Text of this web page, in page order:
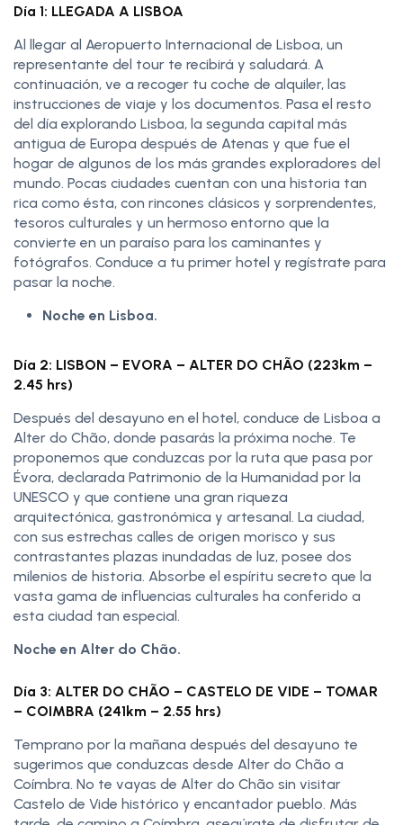
Día 1: LLEGADA A LISBOA
Al llegar al Aeropuerto Internacional de Lisboa, un
representante del tour te recibirá y saludará. A
continuación, ve a recoger tu coche de alquiler, las
instrucciones de viaje y los documentos. Pasa el resto
del día explorando Lisboa, la segunda capital más
antigua de Europa después de Atenas y que fue el
hogar de algunos de los más grandes exploradores del
mundo. Pocas ciudades cuentan con una historia tan
rica como ésta, con rincones clásicos y sorprendentes,
tesoros culturales y un hermoso entorno que la
convierte en un paraíso para los caminantes y
fotógrafos. Conduce a tu primer hotel y regístrate para
pasar la noche.
Noche en Lisboa.
Día 2: LISBON – EVORA – ALTER DO CHÃO (223km –
2.45 hrs)
Después del desayuno en el hotel, conduce de Lisboa a
Alter do Chão, donde pasarás la próxima noche. Te
proponemos que conduzcas por la ruta que pasa por
Évora, declarada Patrimonio de la Humanidad por la
UNESCO y que contiene una gran riqueza
arquitectónica, gastronómica y artesanal. La ciudad,
con sus estrechas calles de origen morisco y sus
contrastantes plazas inundadas de luz, posee dos
milenios de historia. Absorbe el espíritu secreto que la
vasta gama de influencias culturales ha conferido a
esta ciudad tan especial.
Noche en Alter do Chão.
Día 3: ALTER DO CHÃO – CASTELO DE VIDE – TOMAR
– COIMBRA (241km – 2.55 hrs)
Temprano por la mañana después del desayuno te
sugerimos que conduzcas desde Alter do Chão a
Coímbra. No te vayas de Alter do Chão sin visitar
Castelo de Vide histórico y encantador pueblo. Más